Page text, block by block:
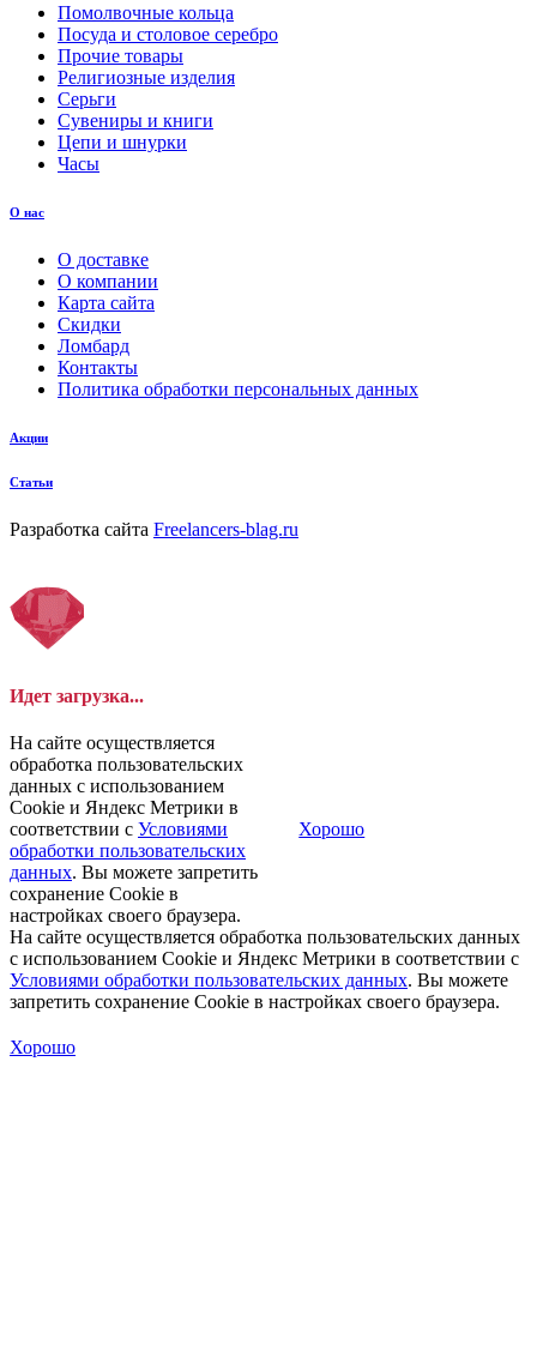
Помолвочные кольца
Посуда и столовое серебро
Прочие товары
Религиозные изделия
Серьги
Сувениры и книги
Цепи и шнурки
Часы
О нас
О доставке
О компании
Карта сайта
Скидки
Ломбард
Контакты
Политика обработки персональных данных
Акции
Статьи
Разработка сайта Freelancers-blag.ru
Идет загрузка...
На сайте осуществляется
обработка пользовательских
данных с использованием
Cookie и Яндекс Метрики в
соответствии с Условиями
обработки пользовательских
данных. Вы можете запретить
сохранение Cookie в
настройках своего браузера.
Хорошо
На сайте осуществляется обработка пользовательских данных
с использованием Cookie и Яндекс Метрики в соответствии с
Условиями обработки пользовательских данных. Вы можете
запретить сохранение Cookie в настройках своего браузера.
Хорошо